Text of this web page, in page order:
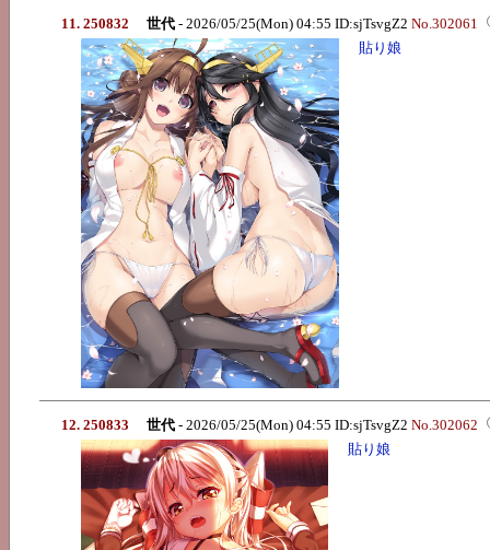
11. 250832 世代 - 2026/05/25(Mon) 04:55 ID:sjTsvgZ2 No.302061
貼り娘
12. 250833 世代 - 2026/05/25(Mon) 04:55 ID:sjTsvgZ2 No.302062
貼り娘